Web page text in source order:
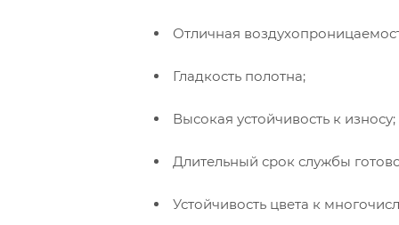
Отличная
Гладкость полотна;
Высокая устойчивость к износу;
Длительный срок службы
Устойчивость цвета к